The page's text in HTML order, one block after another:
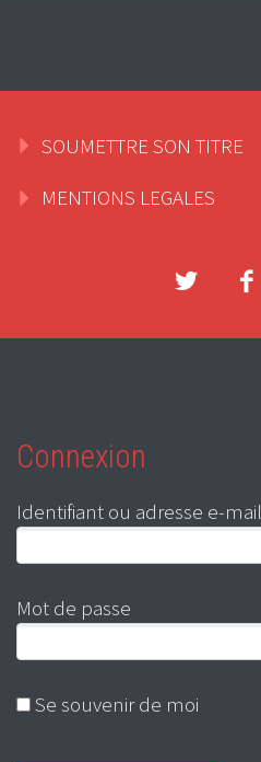
SOUMETTRE SON TITRE
MENTIONS LEGALES
Connexion
Identifiant ou adresse e-mail
Mot de passe
Se souvenir de moi